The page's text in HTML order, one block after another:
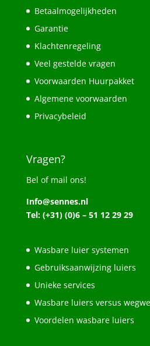
Betaalmogelijkheden
Garantie
Klachtenregeling
Veel gestelde vragen
Voorwaarden Huurpakket
Algemene voorwaarden
Privacybeleid
Vragen?
Bel of mail ons!
Info@sennes.nl
Tel: (+31) (0)6 – 51 12 29 29
Wasbare luier systemen
Gebruiksaanwijzing luiers
Unieke services
Wasbare luiers versus
Voordelen wasbare luiers